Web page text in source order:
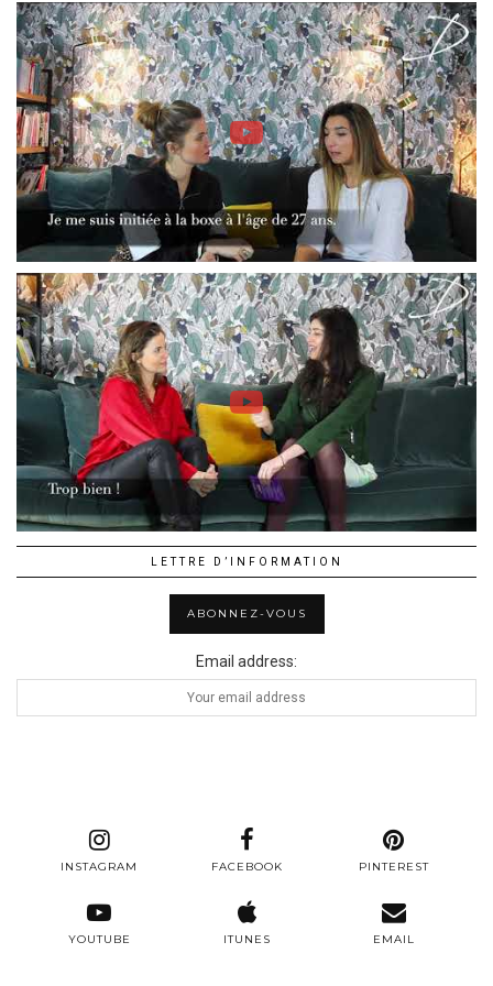
LETTRE D’INFORMATION
Email address:
INSTAGRAM FACEBOOK PINTEREST
YOUTUBE ITUNES EMAIL